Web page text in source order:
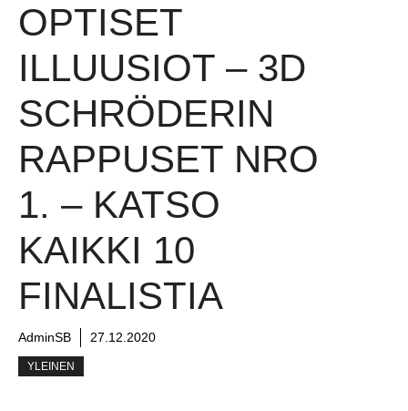
OPTISET
ILLUUSIOT – 3D
SCHRÖDERIN
RAPPUSET NRO
1. – KATSO
KAIKKI 10
FINALISTIA
AdminSB 27.12.2020
YLEINEN